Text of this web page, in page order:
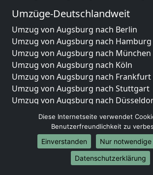
Umzüge-Deutschlandweit
Umzug von Augsburg nach Berlin
Umzug von Augsburg nach Hamburg
Umzug von Augsburg nach München
Umzug von Augsburg nach Köln
Umzug von Augsburg nach Frankfurt
Umzug von Augsburg nach Stuttgart
Umzug von Augsburg nach
Umzug von Augsburg nach Leipzig
Umzug von Augsburg nach
Umzug von Augsburg nach Essen
Umzug von Augsburg nach Bremen
Umzug von Augsburg nach Dresden
Diese Internetseite verwendet
Benutzerfreundlichkeit zu
Einverstanden
Nur notwendige
Datenschutzerklärung